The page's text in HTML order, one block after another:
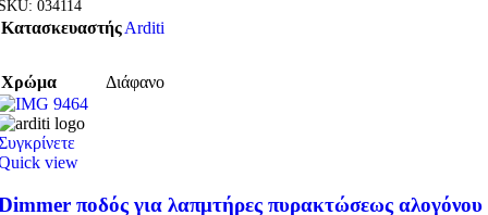
034114
ΚατασκευαστήςArditi
Χρώμα Διάφανο
view
ποδός για λαπμτήρες πυρακτώσεως αλογόνου